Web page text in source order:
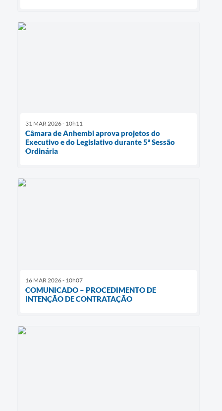
31 MAR 2026 - 10h11
Câmara de Anhembi aprova projetos do
Executivo e do Legislativo durante 5ª Sessão
Ordinária
16 MAR 2026 - 10h07
COMUNICADO – PROCEDIMENTO DE
INTENÇÃO DE CONTRATAÇÃO